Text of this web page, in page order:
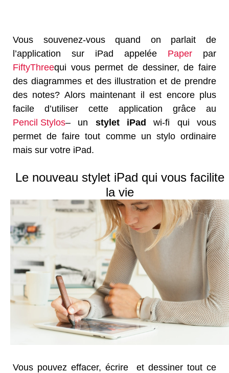
Vous souvenez-vous quand on parlait de
l’application sur iPad appelée Paper par
FiftyThreequi vous permet de dessiner, de faire
des diagrammes et des illustration et de prendre
des notes? Alors maintenant il est encore plus
facile d’utiliser cette application grâce au
Pencil Stylos– un stylet iPad
wi-fi qui vous
permet de faire tout comme un stylo ordinaire
mais sur votre iPad.
Le nouveau stylet iPad qui vous facilite
la vie
Vous pouvez effacer, écrire et dessiner tout ce